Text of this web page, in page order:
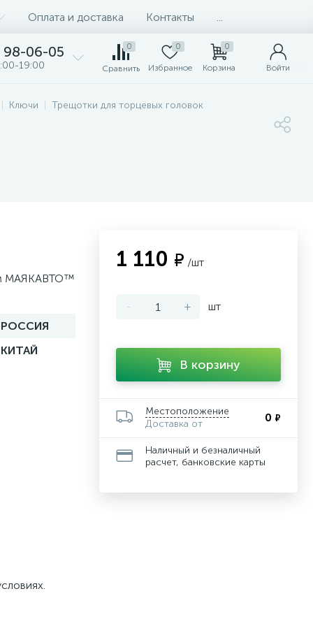
Оплата и доставка Контакты
98-06-05
19:00
0
Сравнить
0
Избранное
0
Корзина Войти
Ключи Трещотки для торцевых головок
МАЯКАВТО™
РОССИЯ
КИТАЙ
1 110 ₽ /шт
- + шт
В корзину
Местоположение
Доставка от
0 ₽
Наличный и безналичный
расчет, банковские карты